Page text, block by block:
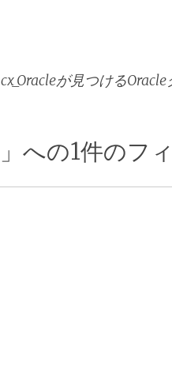
cx_Oracleが見つける
」への1件のフ